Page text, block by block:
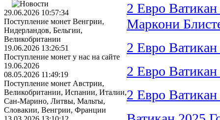
29.06.2026 10:57:34
Поступление монет Венгрии,
Нидерландов, Бельгии,
Великобритании
19.06.2026 13:26:51
Поступление монет у нас на сайте
19.06.2026
08.05.2026 11:49:19
Поступление монет Австрии,
Великобритании, Испании, Италии,
Сан-Марино, Литвы, Мальты,
Словакии, Венгрии, Франции
2 Евро
Маркони
2 Евро
2 Евро
2 Евро